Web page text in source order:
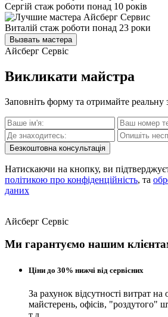
Сергій стаж роботи понад 10 років
Виталій стаж роботи понад 23 роки
Вызвать мастера
Айсберг Сервіс
Викликати майстра
Заповніть форму та отримайте
Безкоштовна консультація
Натискаючи на кнопку, ви
політикою про конфіденційність, та
даних
Айсберг Сервіс
Ми гарантуємо нашим
Ціни до 30% нижчі від сервісних
За рахунок відсутності витрат
майстерень, офісів, "роздутого"
т.д.